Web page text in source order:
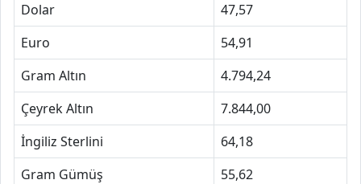
Dolar
47,57
Euro
54,91
Gram Altın
4.794,24
Çeyrek Altın
7.844,00
İngiliz Sterlini
64,18
Gram Gümüş
55,62